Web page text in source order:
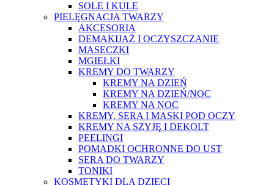
SOLE I KULE
PIELĘGNACJA TWARZY
AKCESORIA
DEMAKIJAŻ I OCZYSZCZANIE
MASECZKI
MGIEŁKI
KREMY DO TWARZY
KREMY NA DZIEŃ
KREMY NA DZIEŃ/NOC
KREMY NA NOC
KREMY, SERA I MASKI POD OCZY
KREMY NA SZYJĘ I DEKOLT
PEELINGI
POMADKI OCHRONNE DO UST
SERA DO TWARZY
TONIKI
KOSMETYKI DLA DZIECI